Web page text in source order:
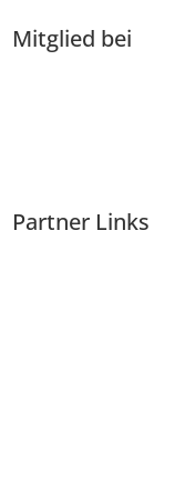
Mitglied bei
Partner Links